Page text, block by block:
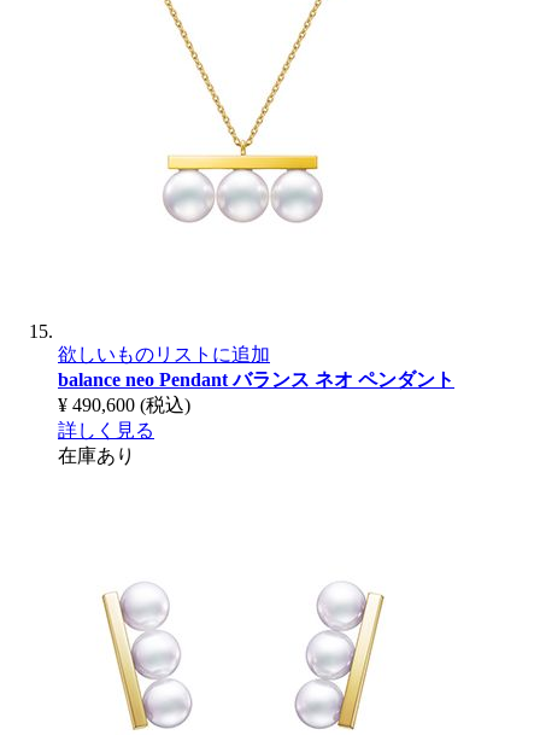
欲しいものリストに追加
balance neo Pendantバランス ネオ ペンダント
¥ 490,600 (税込)
詳しく見る
在庫あり